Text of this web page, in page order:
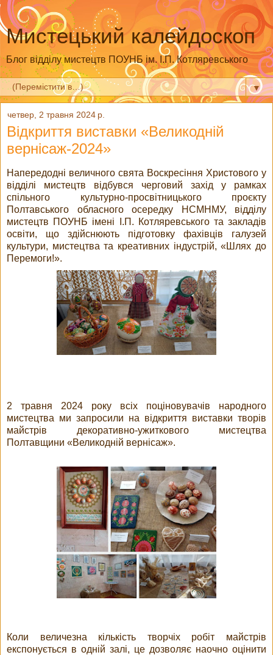
Мистецький калейдоскоп
Блог відділу мистецтв ПОУНБ ім. І.П. Котляревського
▼
четвер, 2 травня 2024 р.
Відкриття виставки «Великодній
вернісаж-2024»
Напередодні величного свята Воскресіння Христового у
відділі мистецтв відбувся черговий захід у рамках
спільного культурно-просвітницького проєкту
Полтавського обласного осередку НСМНМУ, відділу
мистецтв ПОУНБ імені І.П. Котляревського та закладів
освіти, що здійснюють підготовку фахівців галузей
культури, мистецтва та креативних індустрій, «Шлях до
Перемоги!».
2 травня 2024 року всіх поціновувачів народного
мистецтва ми запросили на відкриття виставки творів
майстрів декоративно-ужиткового мистецтва
Полтавщини «Великодній вернісаж».
Коли величезна кількість творчіх робіт майстрів
експонується в одній залі, це дозволяє наочно оцінити